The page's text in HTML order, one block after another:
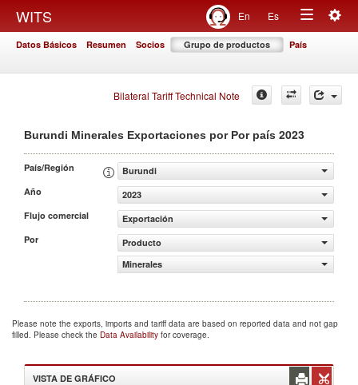
WITS En Es
Toggle
Datos Básicos Resumen Socios Grupo de productos País
Bilateral Tariff Technical Note
Burundi Minerales Exportaciones por Por país 2023
País/Región
Burundi
Año
2023
Flujo comercial
Exportación
Por
Producto
Minerales
Please note the exports, imports and tariff data are based on reported data and not gap
filled. Please check the Data Availability for coverage.
VISTA DE GRÁFICO